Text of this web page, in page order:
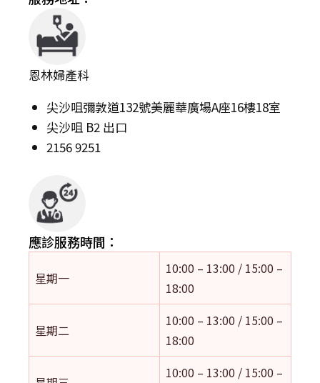
恩林婦產科
尖沙咀彌敦道132號美麗華廣場A座16樓18室
尖沙咀 B2 出口
2156 9251
應診服務時間：
星期一
10:00 – 13:00 / 15:00 –
18:00
星期二
10:00 – 13:00 / 15:00 –
18:00
10:00 – 13:00 / 15:00 –